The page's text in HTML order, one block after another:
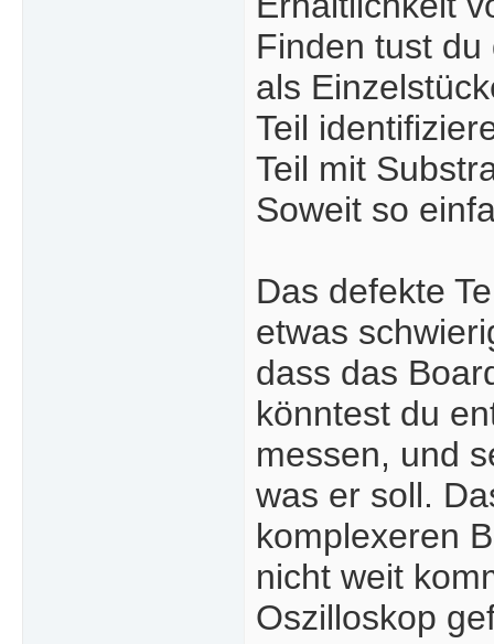
Finden tust
als
Teil
Teil mit
Soweit so
Das defekte
etwas
dass das
könntest du
messen, und
was er soll.
komplexeren
nicht weit
Oszilloskop